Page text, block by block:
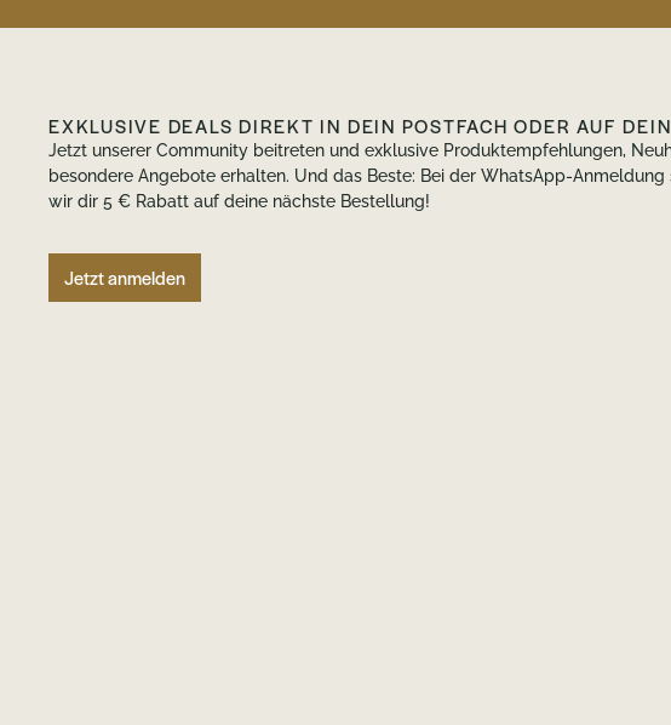
EXKLUSIVE DEALS DIREKT IN DEIN POSTFACH ODER AUF
Jetzt unserer Community beitreten und exklusive Produktempfehlungen,
besondere Angebote erhalten. Und das Beste: Bei der WhatsApp-Anmeldung
wir dir 5 € Rabatt auf deine nächste Bestellung!
Jetzt anmelden